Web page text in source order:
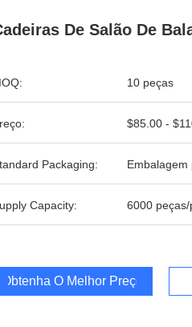
De Salão De
10 peças
$85.00 -
Packaging:
Capacity: 6000
Obtenha O Melhor Preço